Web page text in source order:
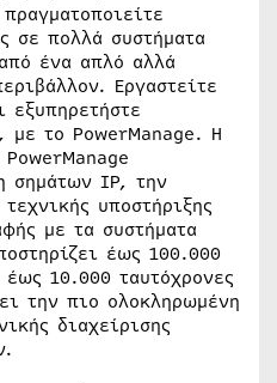
σε πολλά συστήματα
ένα απλό αλλά
Εργαστείτε
εξυπηρετήστε
με το PowerManage. Η
σημάτων IP, την
υποστήριξης
με τα συστήματα
έως 100.000
10.000 ταυτόχρονες
την πιο ολοκληρωμένη
διαχείρισης